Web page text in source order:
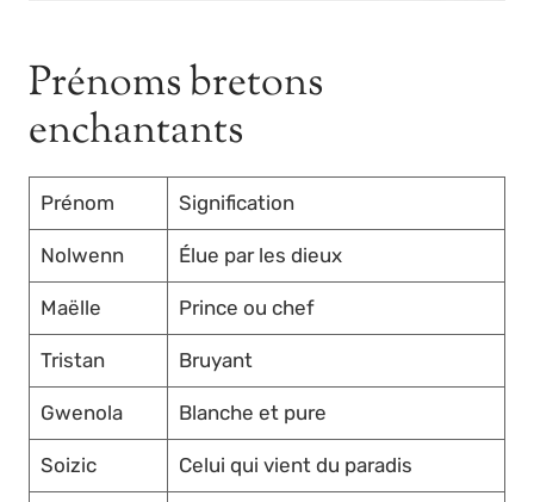
Prénoms bretons
enchantants
Prénom Signification
Nolwenn Élue par les dieux
Maëlle Prince ou chef
Tristan Bruyant
Gwenola Blanche et pure
Soizic Celui qui vient du paradis